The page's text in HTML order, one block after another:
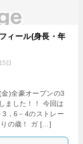
ィール(身長・年
日
)全豪オープンの3
ました！！ 今回は
3，6－4のストレー
りの歳！ ガ […]